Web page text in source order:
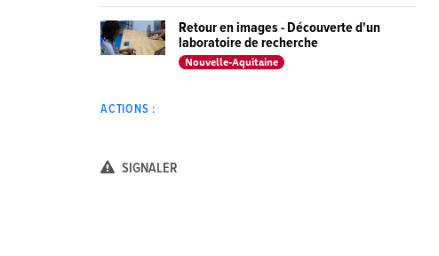
Retour en images - Découverte d'un
laboratoire de recherche
Nouvelle-Aquitaine
ACTIONS :
SIGNALER